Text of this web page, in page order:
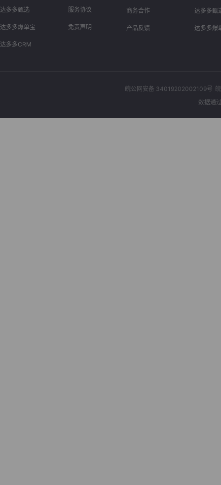
达多多甄选
达多多爆单宝
达多多CRM
服务协议
免责声明
商务合作
产品反馈
达多多甄
达多多爆
皖公网安备 34019202002109号
数据通